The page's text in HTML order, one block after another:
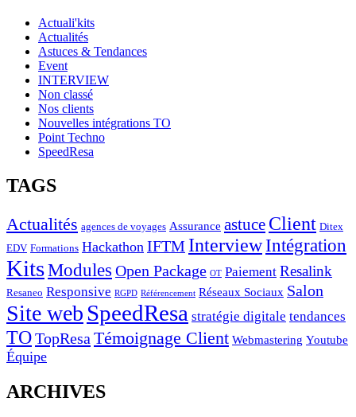
Actuali'kits
Actualités
Astuces & Tendances
Event
INTERVIEW
Non classé
Nos clients
Nouvelles intégrations TO
Point Techno
SpeedResa
TAGS
Actualités agences de voyages Assurance astuce Client Ditex
EDV Formations Hackathon IFTM InterviewIntégration
KitsModules Open Package OT Paiement Resalink
Resaneo Responsive RGPD Référencement Réseaux Sociaux Salon
Site web SpeedResa stratégie digitale tendances
TOTopResa Témoignage Client Webmastering Youtube
Équipe
ARCHIVES